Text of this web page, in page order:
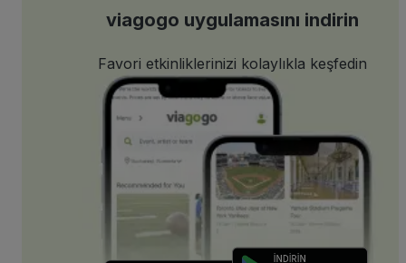
viagogo uygulamasını indirin
Favori etkinliklerinizi kolaylıkla keşfedin